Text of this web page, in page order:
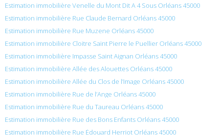
Estimation immobilière Venelle du Mont Dit A 4 Sous Orléans 45000
Estimation immobilière Rue Claude Bernard Orléans 45000
Estimation immobilière Rue Muzene Orléans 45000
Estimation immobilière Cloitre Saint Pierre le Puellier Orléans 45000
Estimation immobilière Impasse Saint Aignan Orléans 45000
Estimation immobilière Allée des Alouettes Orléans 45000
Estimation immobilière Allée du Clos de l’Image Orléans 45000
Estimation immobilière Rue de l’Ange Orléans 45000
Estimation immobilière Rue du Taureau Orléans 45000
Estimation immobilière Rue des Bons Enfants Orléans 45000
Estimation immobilière Rue Édouard Herriot Orléans 45000